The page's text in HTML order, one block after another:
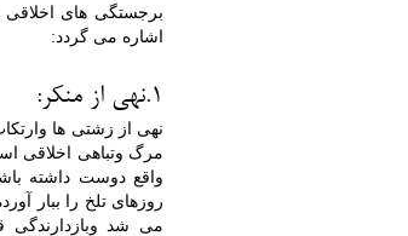
برجستگی های اخلاقی
اشاره می گردد:
1.نهی از منکر:
نهی از زشتی ها
مرگ وتباهی اخلاقی
واقع دوست داشته
روزهای تلخ را ببار
می شد وبازدارندگی